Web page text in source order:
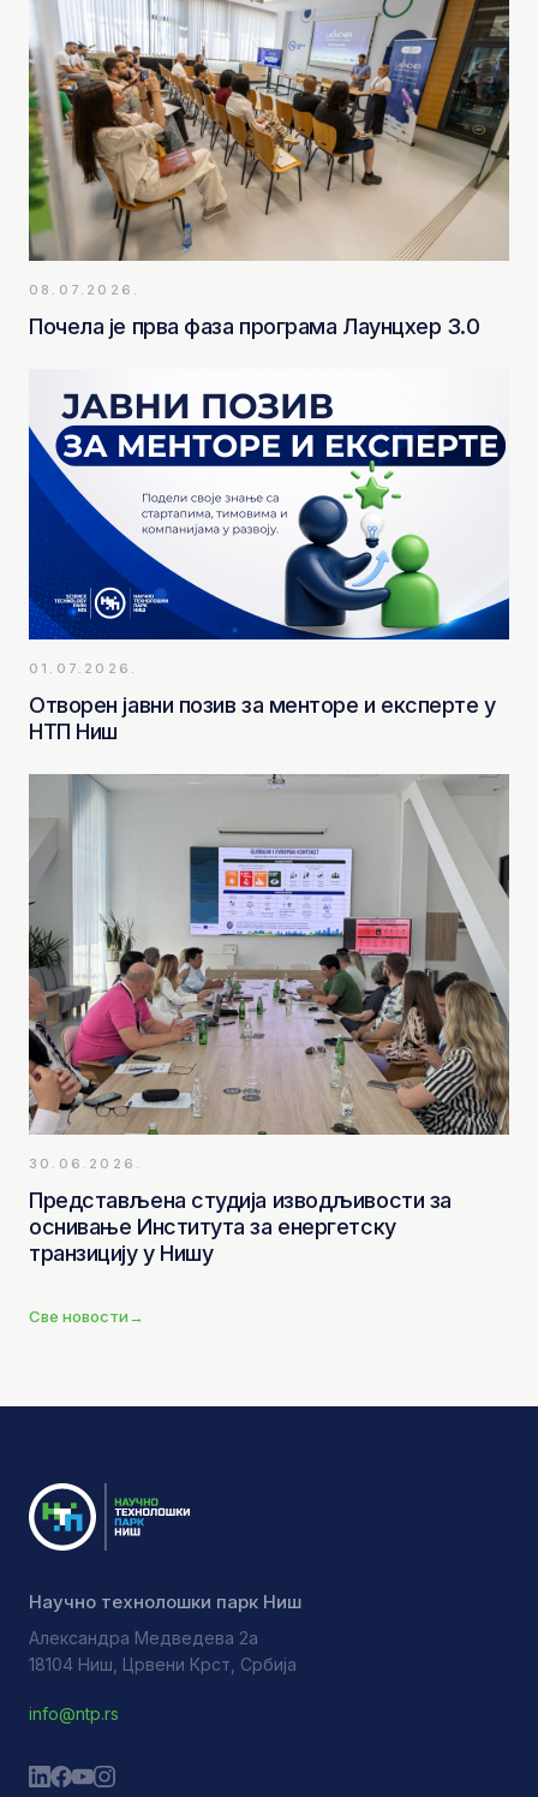
08.07.2026.
Почела је прва фаза програма Лаунцхер 3.0
01.07.2026.
Отворен јавни позив за менторе и експерте у
НТП Ниш
30.06.2026.
Представљена студија изводљивости за
оснивање Института за енергетску
транзицију у Нишу
Све новости→
Научно технолошки парк Ниш
Александра Медведева 2а
18104 Ниш, Црвени Крст, Србија
info@ntp.rs